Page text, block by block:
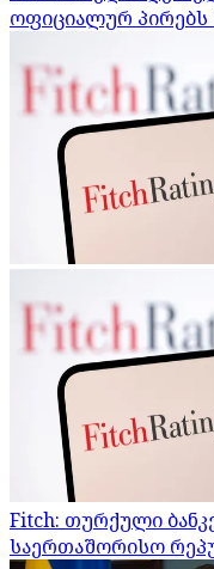
ოფიციალურ პირებს
Fitch: თურქული
საერთაშორისო